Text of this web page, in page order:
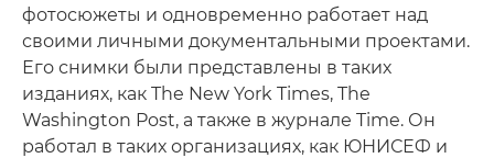
фотосюжеты и одновременно работает над
своими личными документальными проектами.
Его снимки были представлены в таких
изданиях, как The New York Times, The
Washington Post, а также в журнале Time. Он
работал в таких организациях, как ЮНИСЕФ и